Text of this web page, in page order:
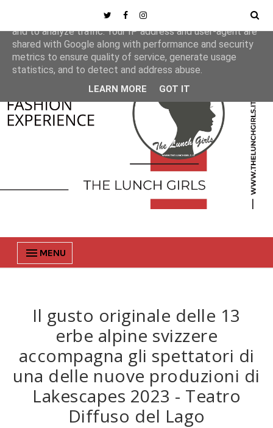
MENU
Il gusto originale delle 13
erbe alpine svizzere
accompagna gli spettatori di
una delle nuove produzioni di
Lakescapes 2023 - Teatro
Diffuso del Lago
This site uses cookies from Google to deliver its services
and to analyze traffic. Your IP address and user-agent are
shared with Google along with performance and security
metrics to ensure quality of service, generate usage
statistics, and to detect and address abuse.
LEARN MORE GOT IT